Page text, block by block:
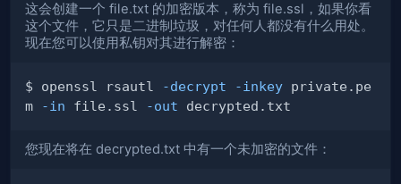
这会创建一个 file.txt 的加密版本，称为 file.ssl，如果你看
这个文件，它只是二进制垃圾，对任何人都没有什么用处。
现在您可以使用私钥对其进行解密：
$ openssl rsautl -decrypt -inkey private.pe
m
-in file.ssl -out
您现在将在 decrypted.txt 中有一个未加密的文件：